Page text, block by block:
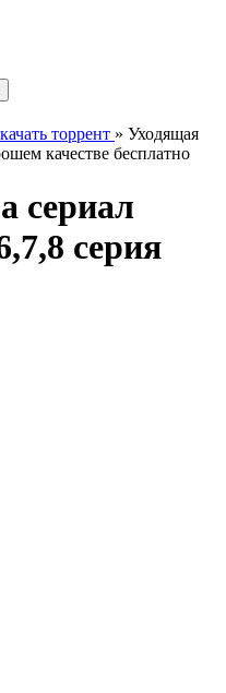
торрент » Уходящая
качестве бесплатно
сериал
серия